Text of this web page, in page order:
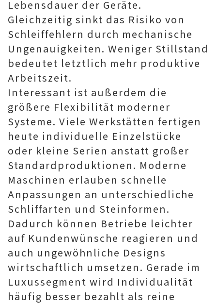
Lebensdauer der Geräte.
Gleichzeitig sinkt das Risiko von
Schleiffehlern durch mechanische
Ungenauigkeiten. Weniger Stillstand
bedeutet letztlich mehr produktive
Arbeitszeit.
Interessant ist außerdem die
größere Flexibilität moderner
Systeme. Viele Werkstätten fertigen
heute individuelle Einzelstücke
oder kleine Serien anstatt großer
Standardproduktionen. Moderne
Maschinen erlauben schnelle
Anpassungen an unterschiedliche
Schliffarten und Steinformen.
Dadurch können Betriebe leichter
auf Kundenwünsche reagieren und
auch ungewöhnliche Designs
wirtschaftlich umsetzen. Gerade im
Luxussegment wird Individualität
häufig besser bezahlt als reine